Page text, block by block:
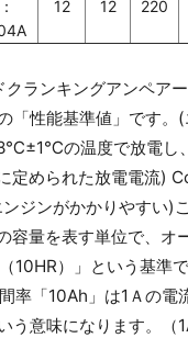
12 12 220
ランキングアンペア
「性能基準値」です。
の温度で放電し
定められた放電電流)
ジンがかかりやすい)
容量を表す単位で、オ
10HR）」という基準
率「10Ah」は1Ａの電
う意味になります。（